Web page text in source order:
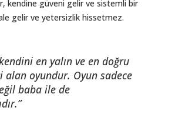
kendine güveni gelir ve sistemli bir
gelir ve yetersizlik hissetmez.
en yalın ve en doğru
alan oyundur. Oyun sadece
baba ile de